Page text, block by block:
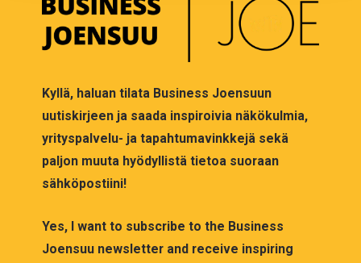
Kyllä, haluan tilata Business Joensuun
uutiskirjeen ja saada inspiroivia näkökulmia,
yrityspalvelu- ja tapahtumavinkkejä sekä
paljon muuta hyödyllistä tietoa suoraan
sähköpostiini!
Yes, I want to subscribe to the Business
Joensuu newsletter and receive inspiring